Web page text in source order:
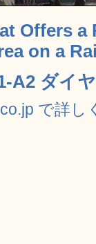
Offers a
on a
A2 ダイ
で詳し